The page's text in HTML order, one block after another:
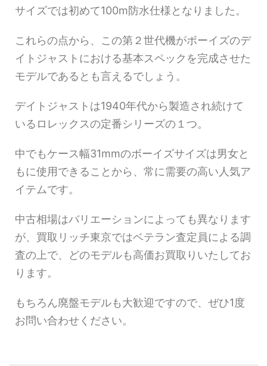
サイズでは初めて100m防水仕様となりました。
これらの点から、この第２世代機がボーイズのデ
イトジャストにおける基本スペックを完成させた
モデルであるとも言えるでしょう。
デイトジャストは1940年代から製造され続けて
いるロレックスの定番シリーズの１つ。
中でもケース幅31mmのボーイズサイズは男女と
もに使用できることから、常に需要の高い人気ア
イテムです。
中古相場はバリエーションによっても異なります
が、買取リッチ東京ではベテラン査定員による調
査の上で、どのモデルも高価お買取りいたしてお
ります。
もちろん廃盤モデルも大歓迎ですので、ぜひ1度
お問い合わせください。